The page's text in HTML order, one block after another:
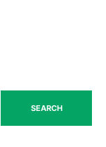
SEARCH